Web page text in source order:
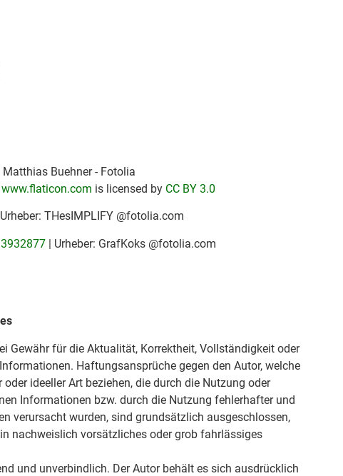
Buehner - Fotolia
www.flaticon.com is licensed by CC BY 3.0
Urheber: THesIMPLIFY @fotolia.com
| Urheber: GrafKoks @fotolia.com
Gewähr für die Aktualität, Korrektheit, Vollständigkeit oder
Haftungsansprüche gegen den Autor, welche
ideeller Art beziehen, die durch die Nutzung oder
Informationen bzw. durch die Nutzung fehlerhafter und
verursacht wurden, sind grundsätzlich ausgeschlossen,
nachweislich vorsätzliches oder grob fahrlässiges
und unverbindlich. Der Autor behält es sich ausdrücklich